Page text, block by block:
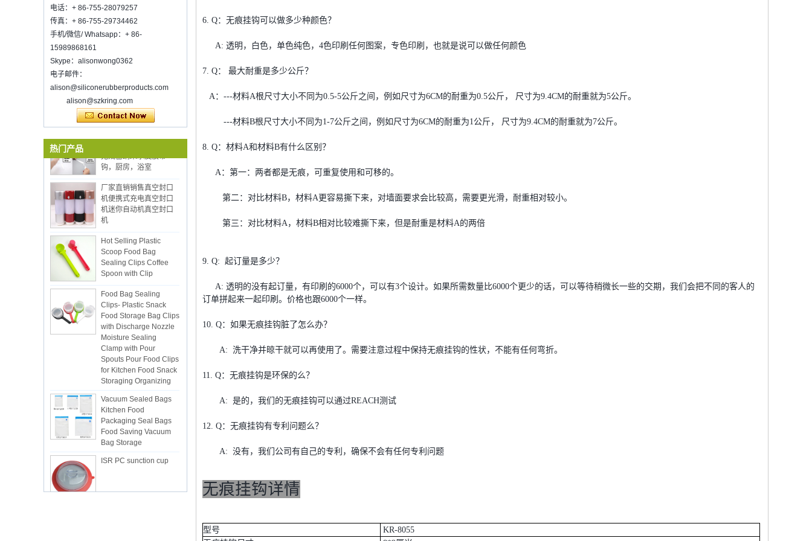
香港Mega Show part 1，摊位号是3E-
C33，欢迎参观！
欢迎在麦考克斯芝加哥伊利亚麦考克斯
展览会上与我们见面。展位N6819。
在新的一年里祝你的工作祝福
信息请联系Wendy.
电话：+ 86-755-28079257
传真：+ 86-755-29734462
手机/微信/ Whatsapp：+ 86-
15989868161
Skype：alisonwong0362
电子邮件：
alison@siliconerubberproducts.com
alison@szkring.com
热门产品
双面粘合剂超清透明
机便携式充电真空封口
机迷你自动机真空封口
机
Scoop Food Bag
Sealing Clips Coffee
Spoon with Clip
Clips- Plastic Snack
Food Storage Bag Clips
with Discharge Nozzle
Moisture Sealing
Clamp with Pour
Spouts Pour Food Clips
for Kitchen Food Snack
Storaging Organizing
Vacuum Sealed Bags
Kitchen Food
Packaging Seal Bags
Food Saving Vacuum
Bag Storage
ISR PC sunction cup
6. Q：无痕挂钩可以做多少种颜色？
A: 透明，白色，单色纯色，4色印刷任何图案，专色印刷，也就是说可以做任何颜色
7. Q： 最大耐重是多少公斤？
A：---材料A根尺寸大小不同为0.5-5公斤之间，例如尺寸为6CM的耐重为0.5公斤， 尺寸为9.4CM的耐重就为5公斤。
---材料B根尺寸大小不同为1-7公斤之间，例如尺寸为6CM的耐重为1公斤， 尺寸为9.4CM的耐重就为7公斤。
8. Q：材料A和材料B有什么区别？
A：第一：两者都是无痕，可重复使用和可移的。
第二：对比材料B，材料A更容易撕下来，对墙面要求会比较高，需要更光滑，耐重相对较小。
第三：对比材料A，材料B相对比较难撕下来，但是耐重是材料A的两倍
9. Q: 起订量是多少？
A: 透明的没有起订量，有印刷的6000个，可以有3个设计。如果所需数量比6000个更少的话，可以等待稍微长一些的交期，我们会把不同的客人的
订单拼起来一起印刷。价格也跟6000个一样。
10. Q：如果无痕挂钩脏了怎么办？
A: 洗干净并晾干就可以再使用了。需要注意过程中保持无痕挂钩的性状，不能有任何弯折。
11. Q：无痕挂钩是环保的么？
A: 是的，我们的无痕挂钩可以通过REACH测试
12. Q：无痕挂钩有专利问题么？
A: 没有，我们公司有自己的专利，确保不会有任何专利问题
无痕挂钩详情
型号
KR-8055